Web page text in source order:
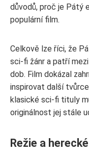
důvodů, proč je Pátý
populární film.
Celkově lze říci, že
sci-fi žánr a patří
dob. Film dokázal
inspirovat další
klasické sci-fi tituly
originálnost jej stále
Režie a